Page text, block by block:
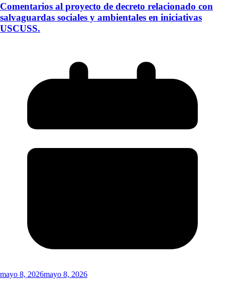
Comentarios al proyecto de decreto relacionado con
salvaguardas sociales y ambientales en iniciativas
USCUSS.
mayo 8, 2026mayo 8, 2026